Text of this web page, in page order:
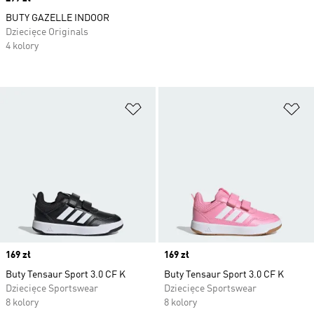
Price
169 zł
Buty Tensaur Sport 3.0 CF K
Dziecięce Sportswear
8 kolory
Price
169 zł
Buty Tensaur Sport 3.0 CF K
Dziecięce Sportswear
8 kolory
BUTY GAZELLE INDOOR
Dziecięce Originals
4 kolory